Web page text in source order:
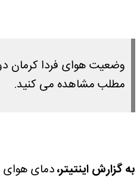
مطلب مشاهده می کنید.
به گزارش اینتیتر،دمای هوای